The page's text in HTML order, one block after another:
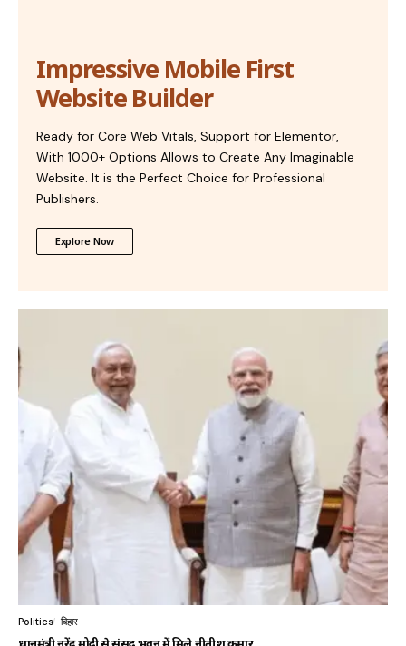
Impressive Mobile First
Website Builder
Ready for Core Web Vitals, Support for Elementor,
With 1000+ Options Allows to Create Any Imaginable
Website. It is the Perfect Choice for Professional
Publishers.
Explore Now
Politics बिहार